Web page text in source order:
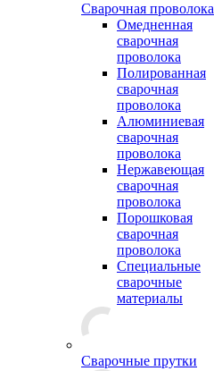
Сварочная проволока
Омедненная
сварочная
проволока
Полированная
сварочная
проволока
Алюминиевая
сварочная
проволока
Нержавеющая
сварочная
проволока
Порошковая
сварочная
проволока
Специальные
сварочные
материалы
Сварочные прутки